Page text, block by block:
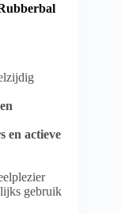
en actieve
gebruik